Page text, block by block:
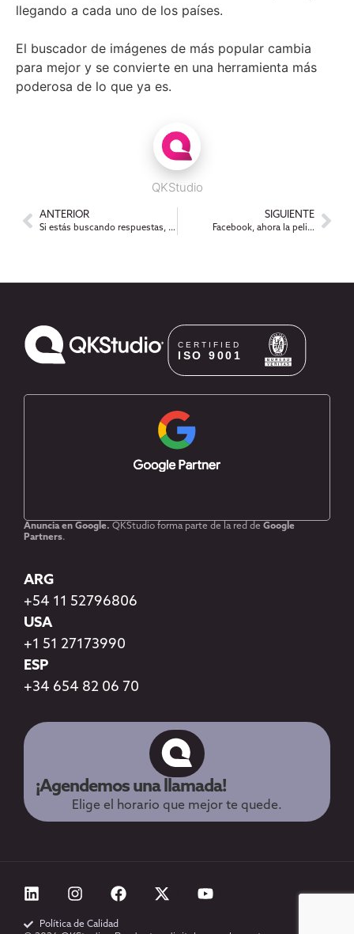
llegando a cada uno de los países.
El buscador de imágenes de más popular cambia
para mejor y se convierte en una herramienta más
poderosa de lo que ya es.
QKStudio
ANTERIOR
Si estás buscando respuestas, ahora le podés preguntar a Facebook!
SIGUIENTE
Facebook, ahora la peli…
Anuncia en Google. QKStudio forma parte de la red de Google
Partners.
ARG
+54 11 52796806
USA
+1 51 27173990
ESP
+34 654 82 06 70
¡Agendemos una llamada!
Elige el horario que mejor te quede.
Política de Calidad